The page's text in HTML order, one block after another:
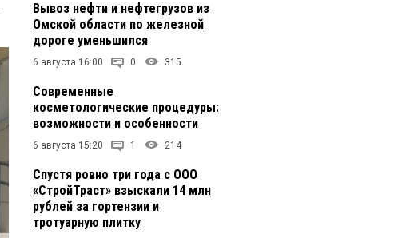
Вывоз нефти и нефтегрузов из
Омской области по железной
дороге уменьшился
6 августа 16:00 0 315
Современные
косметологические процедуры:
возможности и особенности
6 августа 15:20 1 214
Спустя ровно три года с ООО
«СтройТраст» взыскали 14 млн
рублей за гортензии и
тротуарную плитку